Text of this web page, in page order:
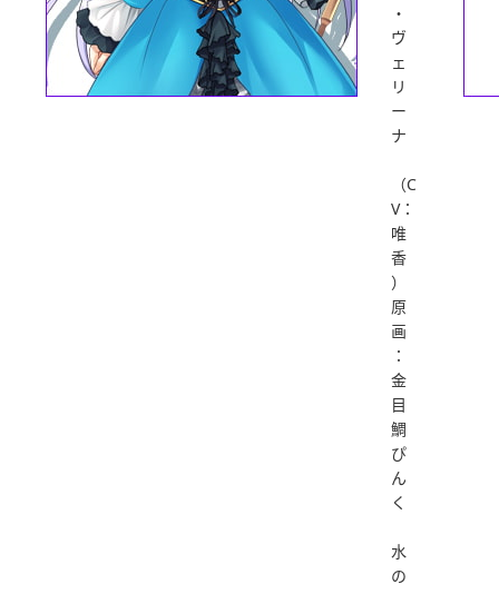
・
ヴ
ェ
リ
ー
ナ
（C
V：
唯
香
）
原
画
：
金
目
鯛
ぴ
ん
く
水
の